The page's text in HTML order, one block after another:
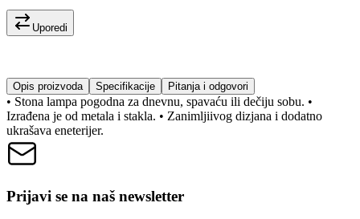
Uporedi
Opis proizvoda Specifikacije Pitanja i odgovori
• Stona lampa pogodna za dnevnu, spavaću ili dečiju sobu. •
Izrađena je od metala i stakla. • Zanimljiivog dizjana i dodatno
ukrašava eneterijer.
Prijavi se na naš newsletter